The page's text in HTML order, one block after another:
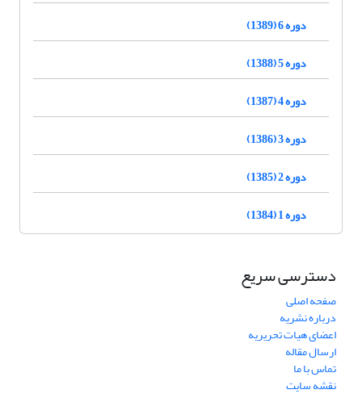
دوره 6 (1389)
دوره 5 (1388)
دوره 4 (1387)
دوره 3 (1386)
دوره 2 (1385)
دوره 1 (1384)
دسترسی سریع
صفحه اصلی
درباره نشریه
اعضای هیات تحریریه
ارسال مقاله
تماس با ما
نقشه سایت